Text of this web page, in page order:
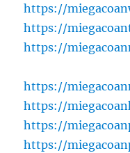
https://
https://
https://
https://
https://
https://
https://